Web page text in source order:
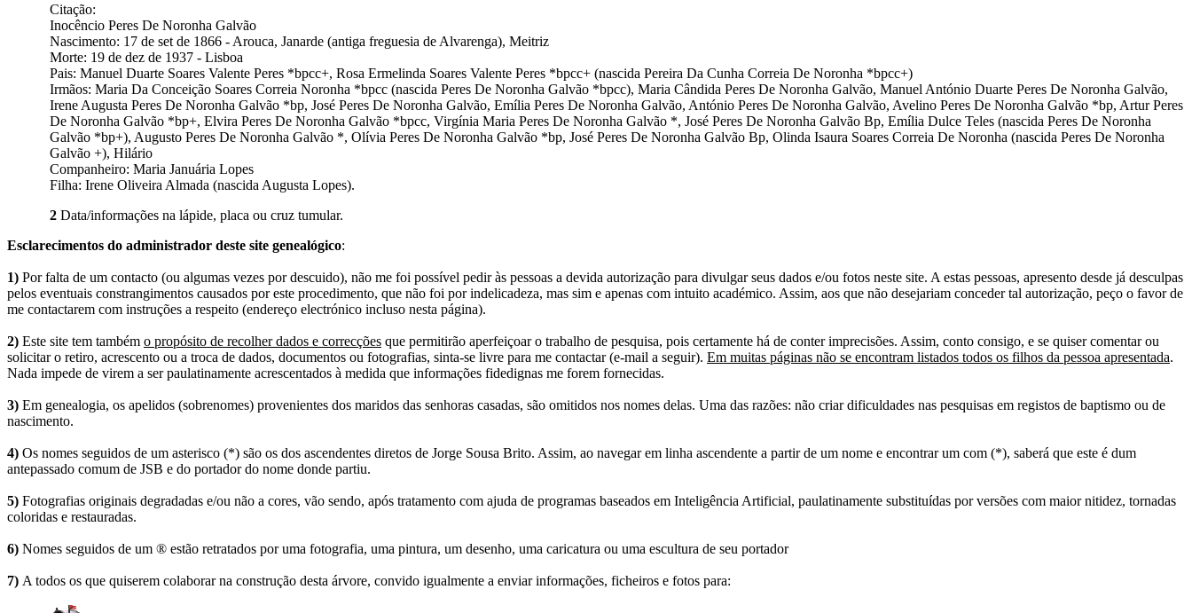
Citação:
Inocêncio Peres De Noronha Galvão
Nascimento: 17 de set de 1866 - Arouca, Janarde (antiga freguesia de Alvarenga), Meitriz
Morte: 19 de dez de 1937 - Lisboa
Pais: Manuel Duarte Soares Valente Peres *bpcc+, Rosa Ermelinda Soares Valente Peres *bpcc+ (nascida Pereira Da Cunha Correia De Noronha *bpcc+)
Irmãos: Maria Da Conceição Soares Correia Noronha *bpcc (nascida Peres De Noronha Galvão *bpcc), Maria Cândida Peres De Noronha Galvão, Manuel António Duarte Peres De Noronha Galvão,
Irene Augusta Peres De Noronha Galvão *bp, José Peres De Noronha Galvão, Emília Peres De Noronha Galvão, António Peres De Noronha Galvão, Avelino Peres De Noronha Galvão *bp, Artur Peres
De Noronha Galvão *bp+, Elvira Peres De Noronha Galvão *bpcc, Virgínia Maria Peres De Noronha Galvão *, José Peres De Noronha Galvão Bp, Emília Dulce Teles (nascida Peres De Noronha
Galvão *bp+), Augusto Peres De Noronha Galvão *, Olívia Peres De Noronha Galvão *bp, José Peres De Noronha Galvão Bp, Olinda Isaura Soares Correia De Noronha (nascida Peres De Noronha
Galvão +), Hilário
Companheiro: Maria Januária Lopes
Filha: Irene Oliveira Almada (nascida Augusta Lopes).
2 Data/informações na lápide, placa ou cruz tumular.
Esclarecimentos do administrador deste site genealógico:
1) Por falta de um contacto (ou algumas vezes por descuido), não me foi possível pedir às pessoas a devida autorização para divulgar seus dados e/ou fotos neste site. A estas pessoas, apresento desde já desculpas
pelos eventuais constrangimentos causados por este procedimento, que não foi por indelicadeza, mas sim e apenas com intuito académico. Assim, aos que não desejariam conceder tal autorização, peço o favor de
me contactarem com instruções a respeito (endereço electrónico incluso nesta página).
2) Este site tem também o propósito de recolher dados e correcções que permitirão aperfeiçoar o trabalho de pesquisa, pois certamente há de conter imprecisões. Assim, conto consigo, e se quiser comentar ou
solicitar o retiro, acrescento ou a troca de dados, documentos ou fotografias, sinta-se livre para me contactar (e-mail a seguir). Em muitas páginas não se encontram listados todos os filhos da pessoa apresentada.
Nada impede de virem a ser paulatinamente acrescentados à medida que informações fidedignas me forem fornecidas.
3) Em genealogia, os apelidos (sobrenomes) provenientes dos maridos das senhoras casadas, são omitidos nos nomes delas. Uma das razões: não criar dificuldades nas pesquisas em registos de baptismo ou de
nascimento.
4) Os nomes seguidos de um asterisco (*) são os dos ascendentes diretos de Jorge Sousa Brito. Assim, ao navegar em linha ascendente a partir de um nome e encontrar um com (*), saberá que este é dum
antepassado comum de JSB e do portador do nome donde partiu.
5) Fotografias originais degradadas e/ou não a cores, vão sendo, após tratamento com ajuda de programas baseados em Inteligência Artificial, paulatinamente substituídas por versões com maior nitidez, tornadas
coloridas e restauradas.
6) Nomes seguidos de um ® estão retratados por uma fotografia, uma pintura, um desenho, uma caricatura ou uma escultura de seu portador
7) A todos os que quiserem colaborar na construção desta árvore, convido igualmente a enviar informações, ficheiros e fotos para: